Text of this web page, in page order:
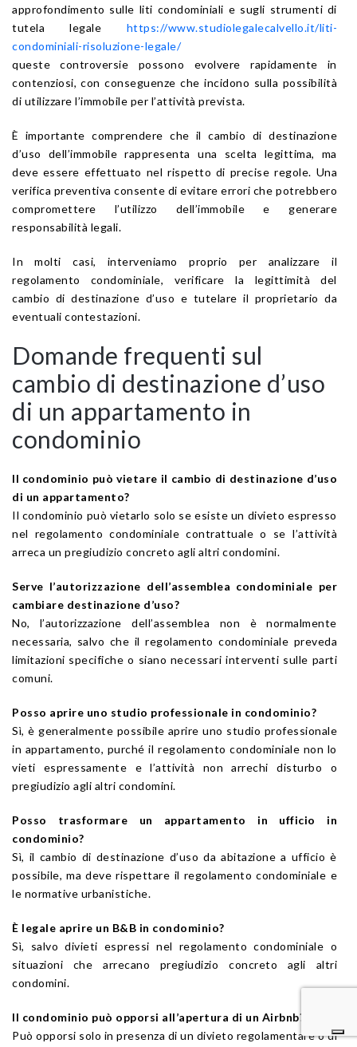
approfondimento sulle liti condominiali e sugli strumenti di
tutela legale https://www.studiolegalecalvello.it/liti-
condominiali-risoluzione-legale/
queste controversie possono evolvere rapidamente in
contenziosi, con conseguenze che incidono sulla possibilità
di utilizzare l’immobile per l’attività prevista.
È importante comprendere che il cambio di destinazione
d’uso dell’immobile rappresenta una scelta legittima, ma
deve essere effettuato nel rispetto di precise regole. Una
verifica preventiva consente di evitare errori che potrebbero
compromettere l’utilizzo dell’immobile e generare
responsabilità legali.
In molti casi, interveniamo proprio per analizzare il
regolamento condominiale, verificare la legittimità del
cambio di destinazione d’uso e tutelare il proprietario da
eventuali contestazioni.
Domande frequenti sul
cambio di destinazione d’uso
di un appartamento in
condominio
Il condominio può vietare il cambio di destinazione d’uso
di un appartamento?
Il condominio può vietarlo solo se esiste un divieto espresso
nel regolamento condominiale contrattuale o se l’attività
arreca un pregiudizio concreto agli altri condomini.
Serve l’autorizzazione dell’assemblea condominiale per
cambiare destinazione d’uso?
No, l’autorizzazione dell’assemblea non è normalmente
necessaria, salvo che il regolamento condominiale preveda
limitazioni specifiche o siano necessari interventi sulle parti
comuni.
Posso aprire uno studio professionale in condominio?
Sì, è generalmente possibile aprire uno studio professionale
in appartamento, purché il regolamento condominiale non lo
vieti espressamente e l’attività non arrechi disturbo o
pregiudizio agli altri condomini.
Posso trasformare un appartamento in ufficio in
condominio?
Sì, il cambio di destinazione d’uso da abitazione a ufficio è
possibile, ma deve rispettare il regolamento condominiale e
le normative urbanistiche.
È legale aprire un B&B in condominio?
Sì, salvo divieti espressi nel regolamento condominiale o
situazioni che arrecano pregiudizio concreto agli altri
condomini.
Il condominio può opporsi all’apertura di un Airbnb?
Può opporsi solo in presenza di un divieto regolamentare o di